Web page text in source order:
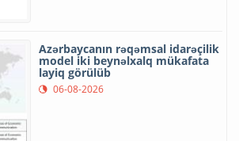
Azərbaycanın rəqəmsal idarəçilik
model iki beynəlxalq mükafata
layiq görülüb
06-08-2026